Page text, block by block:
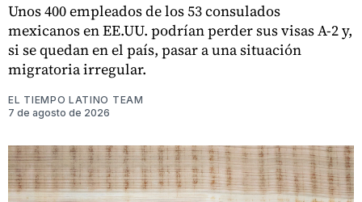
Unos 400 empleados de los 53 consulados
mexicanos en EE.UU. podrían perder sus visas A-2 y,
si se quedan en el país, pasar a una situación
migratoria irregular.
EL TIEMPO LATINO TEAM
7 de agosto de 2026